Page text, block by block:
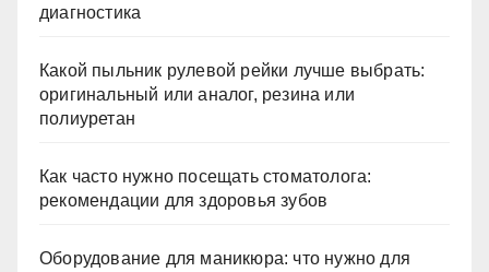
диагностика
Какой пыльник рулевой рейки лучше выбрать:
оригинальный или аналог, резина или
полиуретан
Как часто нужно посещать стоматолога:
рекомендации для здоровья зубов
Оборудование для маникюра: что нужно для